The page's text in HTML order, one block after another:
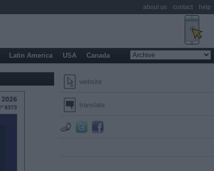
Latin America USA Canada
website
translate
about us contact help